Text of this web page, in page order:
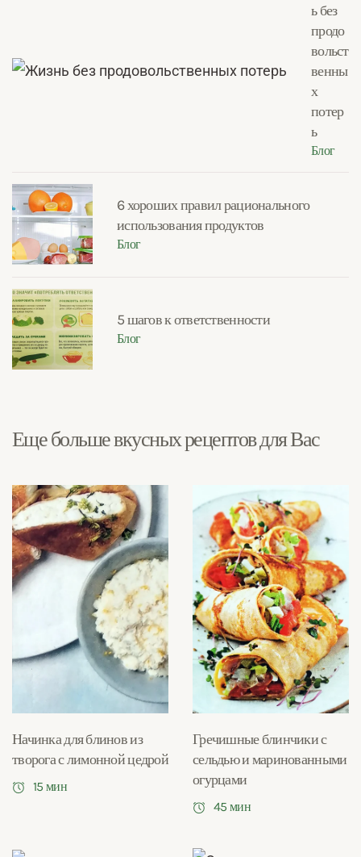
ь без
продо
вольст
венны
х
потер
ь
Блог
6 хороших правил рационального
использования продуктов
Блог
5 шагов к ответственности
Блог
Еще больше вкусных рецептов для Вас
Начинка для блинов из
творога с лимонной цедрой
15 мин
Гречишные блинчики с
сельдью и маринованными
огурцами
45 мин